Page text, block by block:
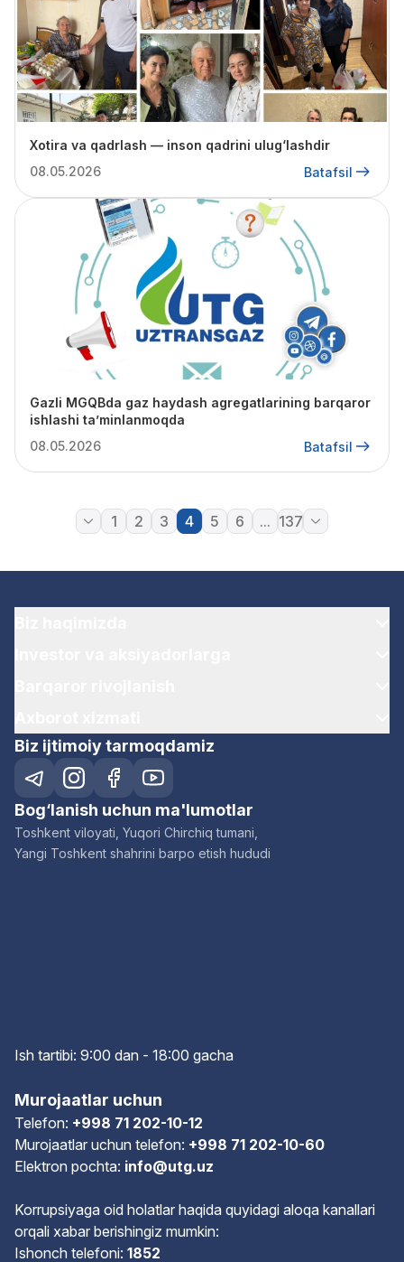
Xotira va qadrlash — inson qadrini ulug‘lashdir
08.05.2026
Batafsil
Gazli MGQBda gaz haydash agregatlarining barqaror
ishlashi ta’minlanmoqda
08.05.2026
Batafsil
1 2 3 4 5 6 ... 137
Biz ijtimoiy tarmoqdamiz
Bog‘lanish uchun ma'lumotlar
Toshkent viloyati, Yuqori Chirchiq tumani,
Yangi Toshkent shahrini barpo etish hududi
Ish tartibi: 9:00 dan - 18:00 gacha
Murojaatlar uchun
Telefon: +998 71 202-10-12
Murojaatlar uchun telefon: +998 71 202-10-60
Elektron pochta: info@utg.uz
Korrupsiyaga oid holatlar haqida quyidagi aloqa kanallari
orqali xabar berishingiz mumkin:
Ishonch telefoni: 1852